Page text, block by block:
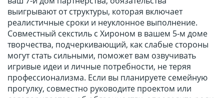
выигрывают от структуры, которая включает
реалистичные сроки и неуклонное выполнение.
Совместный секстиль с Хироном в вашем 5-м доме
творчества, подчеркивающий, как слабые стороны
могут стать сильными, поможет вам озвучивать
игривые идеи и личные потребности, не теряя
профессионализма. Если вы планируете семейную
прогулку, совместно руководите проектом или